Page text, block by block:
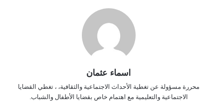
اسماء عثمان
محررة مسؤولة عن تغطية الأحداث الاجتماعية والثقافية، ، تغطي القضايا
الاجتماعية والتعليمية مع اهتمام خاص بقضايا الأطفال والشباب.